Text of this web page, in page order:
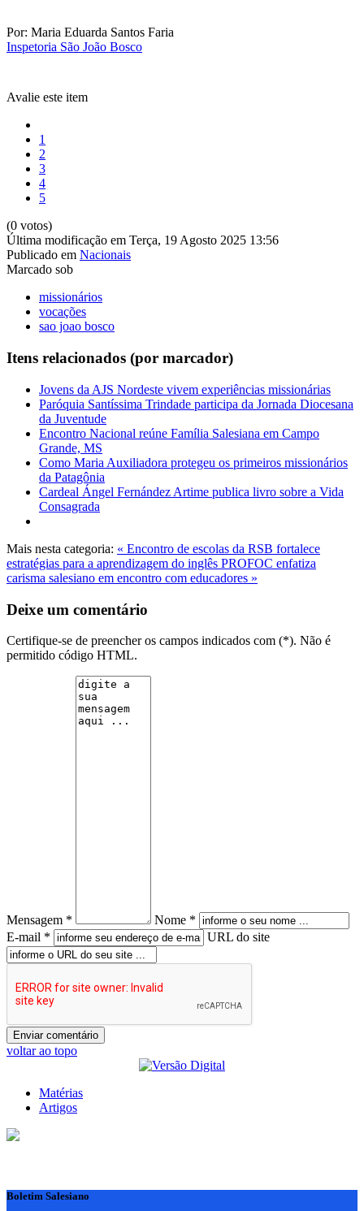
Por: Maria Eduarda Santos Faria
Inspetoria São João Bosco
Avalie este item
1
2
3
4
5
(0 votos)
Última modificação em Terça, 19 Agosto 2025 13:56
Publicado em Nacionais
Marcado sob
missionários
vocações
sao joao bosco
Itens relacionados (por marcador)
Jovens da AJS Nordeste vivem experiências missionárias
Paróquia Santíssima Trindade participa da Jornada Diocesana
da Juventude
Encontro Nacional reúne Família Salesiana em Campo
Grande, MS
Como Maria Auxiliadora protegeu os primeiros missionários
da Patagônia
Cardeal Ángel Fernández Artime publica livro sobre a Vida
Consagrada
Mais nesta categoria: « Encontro de escolas da RSB fortalece
estratégias para a aprendizagem do inglês PROFOC enfatiza
carisma salesiano em encontro com educadores »
Deixe um comentário
Certifique-se de preencher os campos indicados com (*). Não é
permitido código HTML.
Mensagem *
Nome *
E-mail *
URL do site
voltar ao topo
Matérias
Artigos
Boletim Salesiano